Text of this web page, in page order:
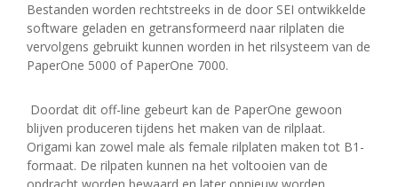
Bestanden worden rechtstreeks in de door SEI ontwikkelde
software geladen en getransformeerd naar rilplaten die
vervolgens gebruikt kunnen worden in het rilsysteem van de
PaperOne 5000 of PaperOne 7000.
Doordat dit off-line gebeurt kan de PaperOne gewoon
blijven produceren tijdens het maken van de rilplaat.
Origami kan zowel male als female rilplaten maken tot B1-
formaat. De rilpaten kunnen na het voltooien van de